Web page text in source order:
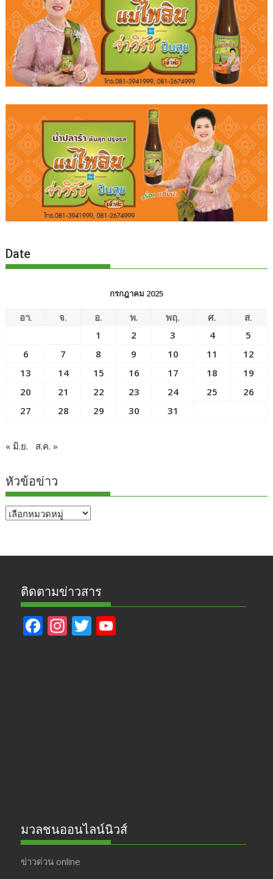
Date
กรกฎาคม 2025
อา. จ. อ. พ. พฤ. ศ.
ส.
1
2 3 4
5
6
7 8 9 10 11
12
13
14 15 16 17 18
19
20
21 22 23 24 25
26
27
28 29 30 31
« มิ.ย. ส.ค. »
หัวข้อข่าว
หัวข้อ
ติดตามข่าวสาร
F In T
มวลชนออนไลน์นิวส์
ข่าวด่วน online